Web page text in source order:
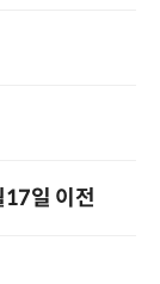
17일 이전